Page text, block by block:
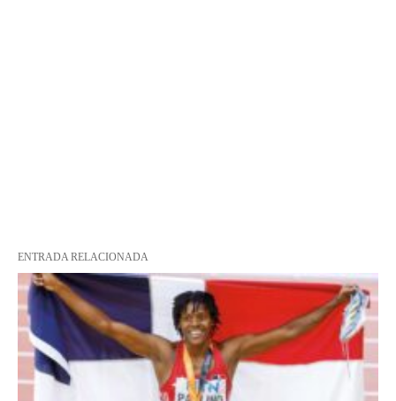
ENTRADA RELACIONADA